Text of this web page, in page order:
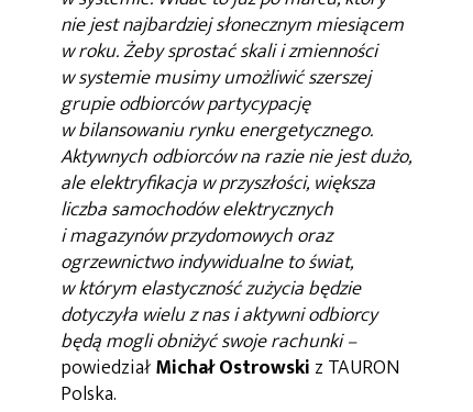
nie jest najbardziej słonecznym miesiącem
w roku. Żeby sprostać skali i zmienności
w systemie musimy umożliwić szerszej
grupie odbiorców partycypację
w bilansowaniu rynku energetycznego.
Aktywnych odbiorców na razie nie jest dużo,
ale elektryfikacja w przyszłości, większa
liczba samochodów elektrycznych
i magazynów przydomowych oraz
ogrzewnictwo indywidualne to świat,
w którym elastyczność zużycia będzie
dotyczyła wielu z nas i aktywni odbiorcy
będą mogli obniżyć swoje rachunki –
powiedziałMichał Ostrowski z TAURON
Polska.